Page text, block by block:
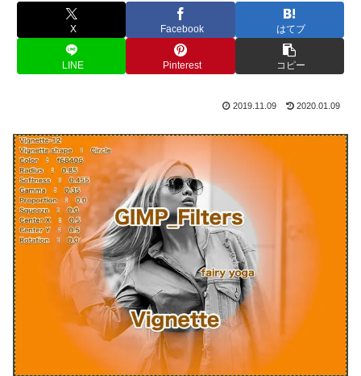
X Facebook はてブ
LINE Pinterest コピー
2019.11.09 2020.01.09